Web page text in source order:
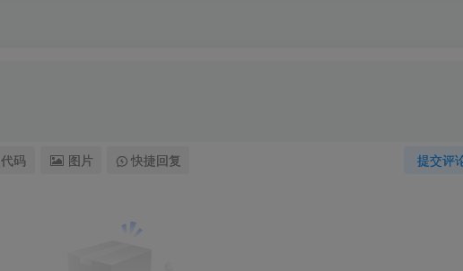
提交评
代码 图片 快捷回复